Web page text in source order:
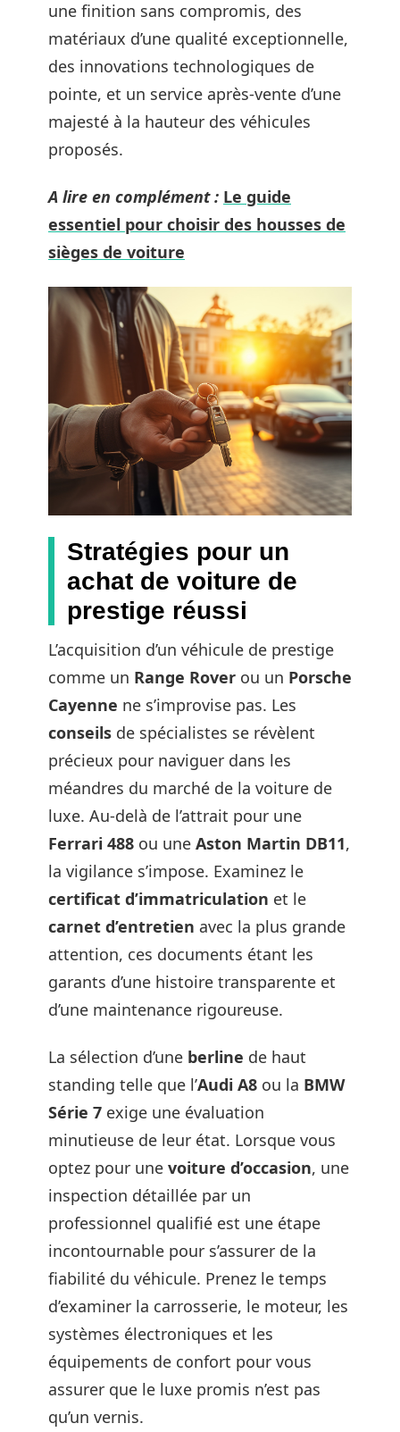
une finition sans compromis, des
matériaux d’une qualité exceptionnelle,
des innovations technologiques de
pointe, et un service après-vente d’une
majesté à la hauteur des véhicules
proposés.
A lire en complément : Le guide
essentiel pour choisir des housses de
sièges de voiture
Stratégies pour un
achat de voiture de
prestige réussi
L’acquisition d’un véhicule de prestige
comme un Range Rover ou un Porsche
Cayenne ne s’improvise pas. Les
conseils de spécialistes se révèlent
précieux pour naviguer dans les
méandres du marché de la voiture de
luxe. Au-delà de l’attrait pour une
Ferrari 488 ou une Aston Martin DB11,
la vigilance s’impose. Examinez le
certificat d’immatriculation et le
carnet d’entretien avec la plus grande
attention, ces documents étant les
garants d’une histoire transparente et
d’une maintenance rigoureuse.
La sélection d’une berline de haut
standing telle que l’Audi A8 ou la BMW
Série 7 exige une évaluation
minutieuse de leur état. Lorsque vous
optez pour une voiture d’occasion, une
inspection détaillée par un
professionnel qualifié est une étape
incontournable pour s’assurer de la
fiabilité du véhicule. Prenez le temps
d’examiner la carrosserie, le moteur, les
systèmes électroniques et les
équipements de confort pour vous
assurer que le luxe promis n’est pas
qu’un vernis.